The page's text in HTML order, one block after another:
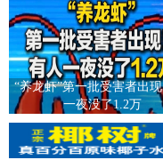
“养龙虾”第一批受害者出
一夜没了1.2万